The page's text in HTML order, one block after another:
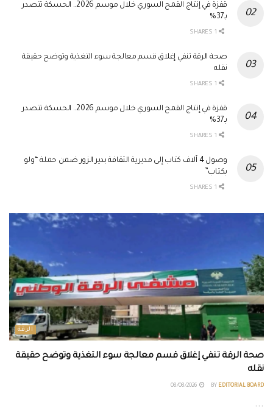
قفزة في إنتاج القمح السوري خلال موسم 2026.. الحسكة تتصدر
بـ37%
صحة الرقة تنفي إغلاق قسم معالجة سوء التغذية وتوضح حقيقة
نقله
قفزة في إنتاج القمح السوري خلال موسم 2026.. الحسكة تتصدر
بـ37%
وصول 4 آلاف كتاب إلى مديرية الثقافة بدير الزور ضمن حملة “ولو
بكتاب”
الرقة
صحة الرقة تنفي إغلاق قسم معالجة سوء التغذية وتوضح حقيقة
نقله
BY EDITORIAL BOARD
...